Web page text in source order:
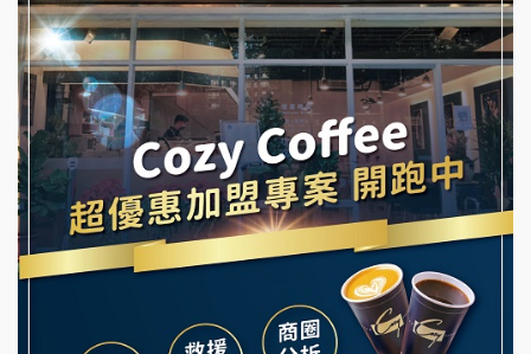
蓁伙烤倆吃加盟說明會
霏等茶加盟說明會
早安山丘加盟說明會
冰封仙果加盟說明會
Ramble Café 漫步藍咖啡加盟說明會
微風亭鐵板燒加盟說明會
拾鑶火鍋加盟說明會
阿性情趣無人販售所加盟明會
龍涎居好湯加盟說明會
舒油頭加盟說明會
韓金量加盟說明會